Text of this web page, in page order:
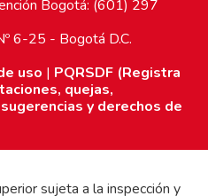
Bogotá: (601) 297
6-25 - Bogotá D.C.
uso | PQRSDF (Registra
quejas,
y derechos de
sujeta a la inspección y